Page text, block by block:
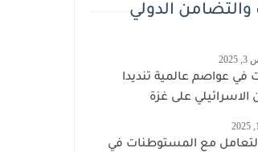
الدولي
في عواصم عالمية تنديدا
الاسرائيلي على غزة
التعامل مع المستوطنات في